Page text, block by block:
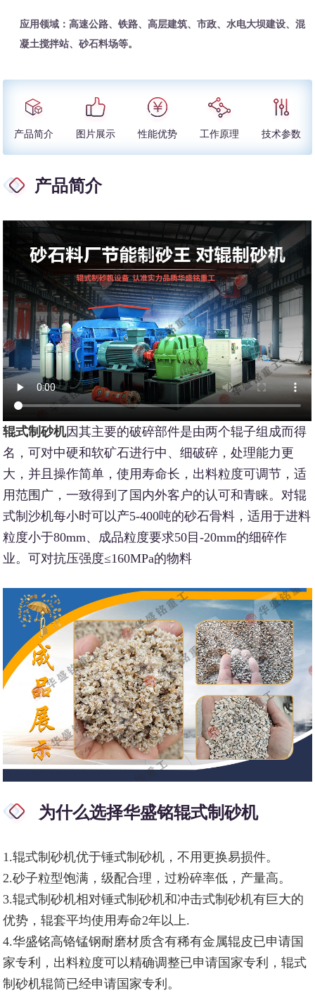
应用领域：高速公路、铁路、高层建筑、市政、水电大坝建设、混
凝土搅拌站、砂石料场等。
产品简介 图片展示 性能优势 工作原理 技术参数
产品简介
辊式制砂机因其主要的破碎部件是由两个辊子组成而得
名，可对中硬和软矿石进行中、细破碎，处理能力更
大，并且操作简单，使用寿命长，出料粒度可调节，适
用范围广，一致得到了国内外客户的认可和青睐。对辊
式制沙机每小时可以产5-400吨的砂石骨料，适用于进料
粒度小于80mm、成品粒度要求50目-20mm的细碎作
业。可对抗压强度≤160MPa的物料
为什么选择华盛铭辊式制砂机
1.辊式制砂机优于锤式制砂机，不用更换易损件。
2.砂子粒型饱满，级配合理，过粉碎率低，产量高。
3.辊式制砂机相对锤式制砂机和冲击式制砂机有巨大的
优势，辊套平均使用寿命2年以上.
4.华盛铭高铬锰钢耐磨材质含有稀有金属辊皮已申请国
家专利，出料粒度可以精确调整已申请国家专利，辊式
制砂机辊筒已经申请国家专利。